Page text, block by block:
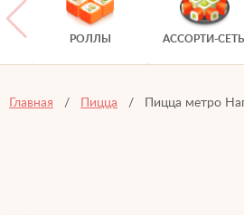
РОЛЛЫ АССОРТИ-СЕТЫ
Главная Пицца Пицца метро